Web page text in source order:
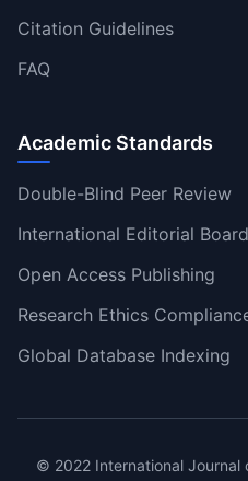
Citation Guidelines
FAQ
Academic Standards
Double-Blind Peer Review
International Editorial Board
Open Access Publishing
Research Ethics
Global Database Indexing
© 2022 International Journal